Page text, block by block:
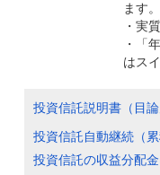
ます。
・実
・「
はス
投資信託説明書（目論
投資信託自動継続（
投資信託の収益分配